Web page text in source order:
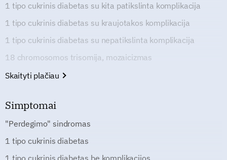
1 tipo cukrinis diabetas su kita patikslinta komplikacija
1 tipo cukrinis diabetas su kraujotakos komplikacija
1 tipo cukrinis diabetas su nepatikslinta komplikacija
18 chromosomos trisomija, mozaicizmas
Skaityti plačiau
Simptomai
"Perdegimo" sindromas
1 tipo cukrinis diabetas
1 tipo cukrinis diabetas be komplikacijos